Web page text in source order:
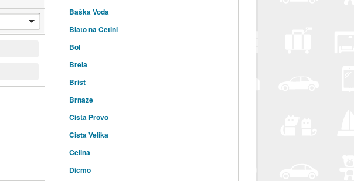
Baška Voda
Blato na Cetini
Bol
Brela
Brist
Brnaze
Cista Provo
Cista Velika
Čelina
Dicmo